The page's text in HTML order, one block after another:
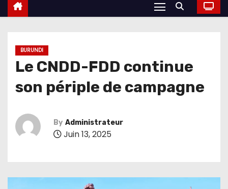
BURUNDI
Le CNDD-FDD continue
son périple de campagne
By Administrateur
Juin 13, 2025